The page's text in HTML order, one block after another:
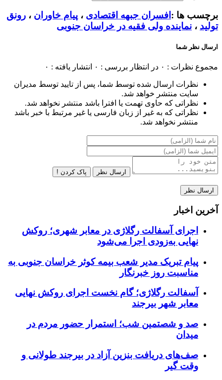
برچسب ها : افسران جبهه اقتصادی ، پیام خاوران ، رونق
تولید ، نماینده ولی فقیه در خراسان جنوبی
ارسال نظر شما
مجموع نظرات : ۰ در انتظار بررسی : ۰ انتشار یافته : ۰
نظرات ارسال شده توسط شما، پس از تایید توسط مدیران
سایت منتشر خواهد شد.
نظراتی که حاوی تهمت یا افترا باشد منتشر نخواهد شد.
نظراتی که به غیر از زبان فارسی یا غیر مرتبط با خبر باشد
منتشر نخواهد شد.
ارسال نظر پاک کردن !
آخرین اخبار
اجرای آسفالت رگلاژی در معابر شهری؛ روکش
نهایی به‌زودی اجرا می‌شود
پیام تبریک مدیر شعب بیمه کوثر خراسان جنوبی به
مناسبت روز خبرنگار
آسفالت رگلاژی؛ گام نخست اجرای روکش نهایی
معابر شهر بیرجند
صد و شصتمین شب؛ استمرار حضور مردم در
میدان
صف‌های دریافت بنزین آزاد در بیرجند طولانی و
وقت گیر